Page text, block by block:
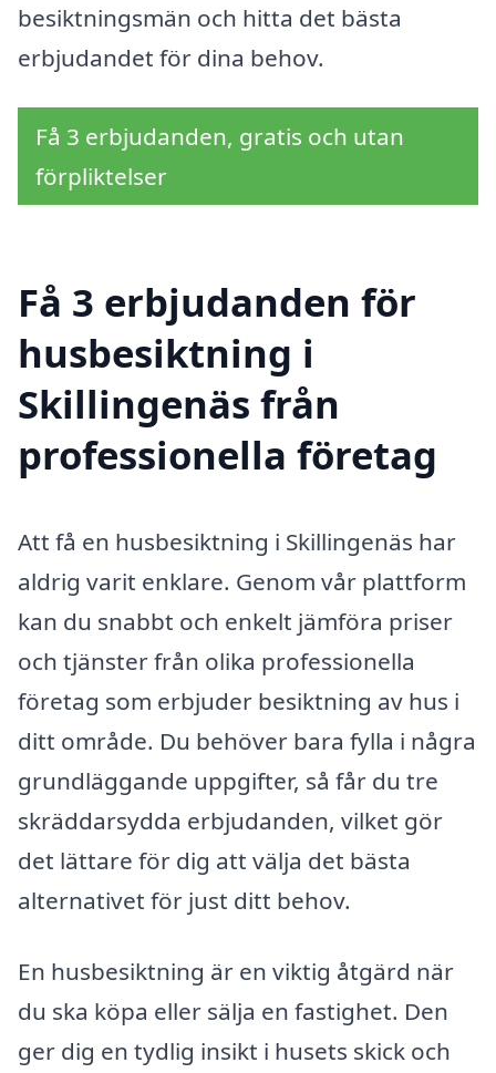
besiktningsmän och hitta det bästa
erbjudandet för dina behov.
Få 3 erbjudanden, gratis och utan
förpliktelser
Få 3 erbjudanden för
husbesiktning i
Skillingenäs från
professionella företag
Att få en husbesiktning i Skillingenäs har
aldrig varit enklare. Genom vår plattform
kan du snabbt och enkelt jämföra priser
och tjänster från olika professionella
företag som erbjuder besiktning av hus i
ditt område. Du behöver bara fylla i några
grundläggande uppgifter, så får du tre
skräddarsydda erbjudanden, vilket gör
det lättare för dig att välja det bästa
alternativet för just ditt behov.
En husbesiktning är en viktig åtgärd när
du ska köpa eller sälja en fastighet. Den
ger dig en tydlig insikt i husets skick och